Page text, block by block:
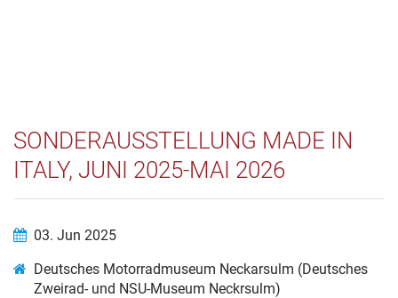
SONDERAUSSTELLUNG MADE IN
ITALY, JUNI 2025-MAI 2026
03. Jun 2025
Deutsches Motorradmuseum Neckarsulm (Deutsches
Zweirad- und NSU-Museum Neckrsulm)